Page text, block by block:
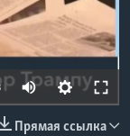
Прямая ссылка